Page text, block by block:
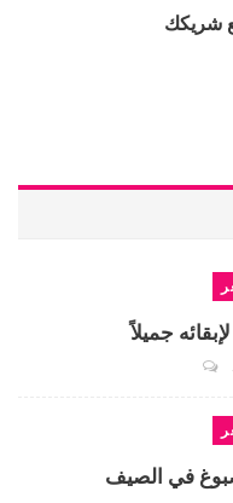
شريكك
جميلاً
في الصيف